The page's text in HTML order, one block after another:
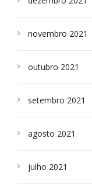
novembro 2021
outubro 2021
setembro 2021
agosto 2021
julho 2021